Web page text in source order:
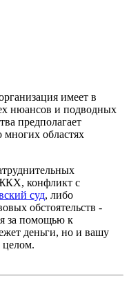
имеет в
нюансов и подводных
предполагает
областях
ЖКХ, конфликт с
суд, либо
обстоятельств -
за помощью к
деньги, но и вашу
целом.